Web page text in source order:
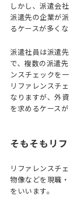
しかし、派遣会
派遣先の企業が
るケースが多くな
派遣社員は派遣
で、複数の派遣
ンスチェックを
リファレンスチ
なりますが、外
を求めるケース
そもそもリ
リファレンスチ
物像などを現職
をいいます。